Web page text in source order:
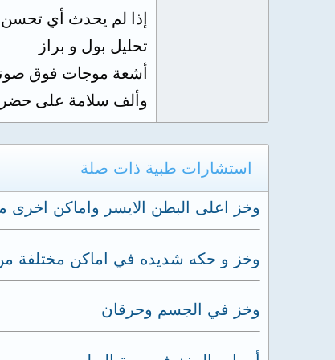
إذا لم يحدث أي
تحليل بول و براز
أشعة موجات فوق
وألف سلامة على
استشارات طبية ذات صلة
وخز اعلى البطن الايسر واماكن
وخز و حكه شديده في اماكن مختلفة
وخز في الجسم وحرقان